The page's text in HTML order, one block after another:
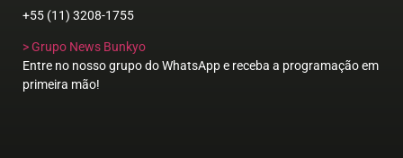
+55 (11) 3208-1755
> Grupo News Bunkyo
Entre no nosso grupo do WhatsApp e receba a programação em
primeira mão!